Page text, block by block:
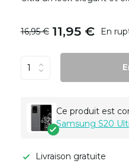
16,95 € 11,95 € En
Ce produit est
Samsung S20
Livraison gratuite